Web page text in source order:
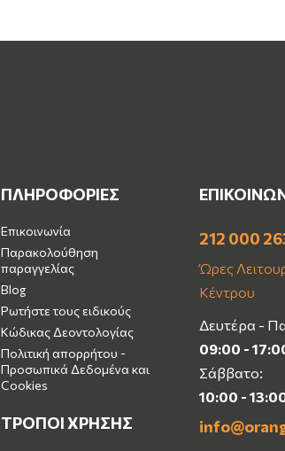
ΠΛΗΡΟΦΟΡΙΕΣ
Επικοινωνία
Παρακολούθηση
παραγγελίας
Blog
Ρωτήστε τους ειδικούς
Κώδικας Δεοντολογίας
Πολιτική απορρήτου -
Προσωπικά Δεδομένα και
Cookies
ΤΡΟΠΟΙ ΧΡΗΣΗΣ
212 000
Ώρες
Κέντρου
Δευτέρα -
09:00 -
Σάββατο:
10:00 -